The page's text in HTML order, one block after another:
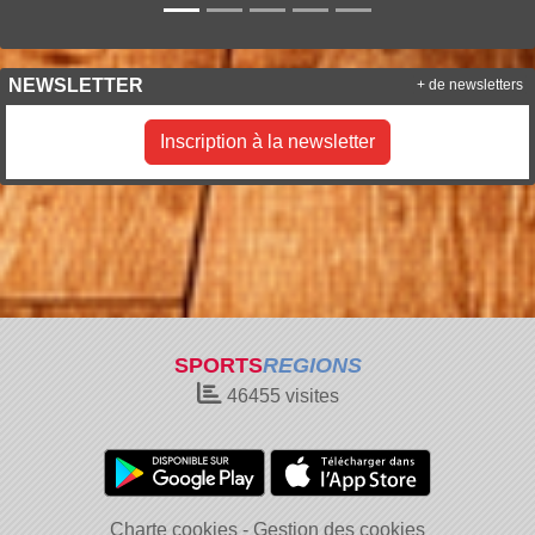
NEWSLETTER
Inscription à la newsletter
+ de newsletters
SPORTSREGIONS
46455visites
Charte cookies Gestion des cookies